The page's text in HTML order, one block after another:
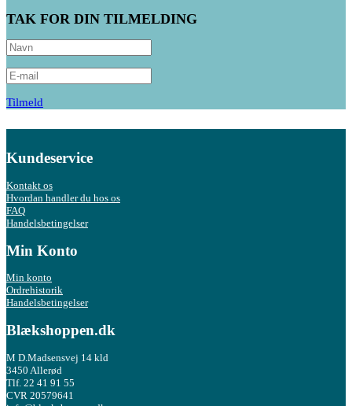
TAK FOR DIN TILMELDING
Tilmeld
Kundeservice
Kontakt os
Hvordan handler du hos os
FAQ
Handelsbetingelser
Min Konto
Min konto
Ordrehistorik
Handelsbetingelser
Blækshoppen.dk
M D.Madsensvej 14 kld
3450 Allerød
Tlf. 22 41 91 55
CVR 20579641